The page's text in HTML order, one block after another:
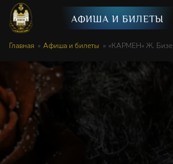
АФИША И БИЛЕТЫ
Главная Афиша и билеты «КАРМЕН» Ж. Бизе